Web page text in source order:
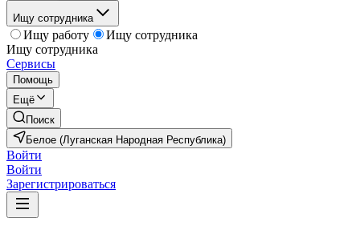
Ищу сотрудника
Ищу работу
Ищу сотрудника
Ищу сотрудника
Сервисы
Помощь
Ещё
Поиск
Белое (Луганская Народная Республика)
Войти
Войти
Зарегистрироваться